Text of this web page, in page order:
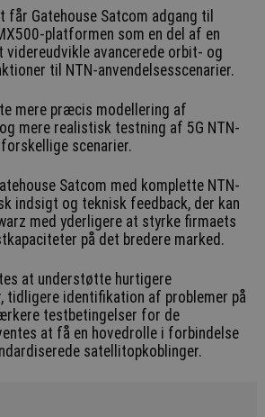
får Gatehouse Satcom adgang til
platformen som en del af en
avancerede orbit- og
til NTN-anvendelsesscenarier.
mere præcis modellering af
mere realistisk testning af 5G NTN-
scenarier.
Satcom med komplette NTN-
indsigt og teknisk feedback, der kan
med yderligere at styrke firmaets
på det bredere marked.
at understøtte hurtigere
tidligere identifikation af problemer på
testbetingelser for de
at få en hovedrolle i forbindelse
satellitopkoblinger.